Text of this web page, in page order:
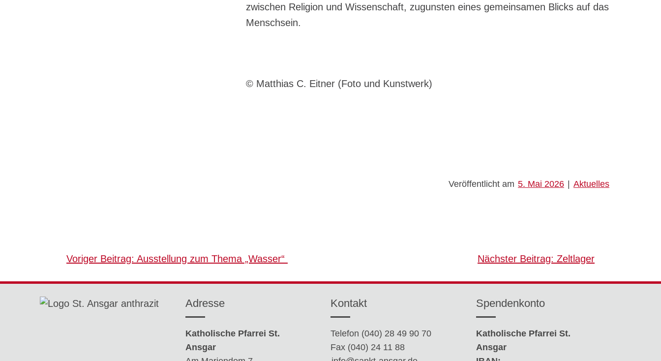
zwischen Religion und Wissenschaft, zugunsten eines gemeinsamen Blicks auf das
Menschsein.
© Matthias C. Eitner (Foto und Kunstwerk)
Veröffentlicht am 5. Mai 2026 Aktuelles
Beitragsnavigation
Voriger Beitrag: Ausstellung zum Thema „Wasser“ Nächster Beitrag: Zeltlager
Adresse
Katholische Pfarrei St.
Ansgar
Kontakt
Telefon (040) 28 49 90 70
Fax (040) 24 11 88
Spendenkonto
Katholische Pfarrei St.
Ansgar